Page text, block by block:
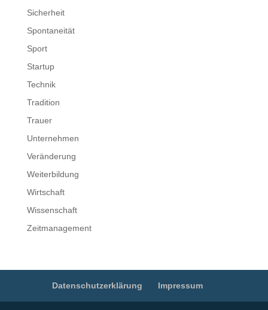
Sicherheit
Spontaneität
Sport
Startup
Technik
Tradition
Trauer
Unternehmen
Veränderung
Weiterbildung
Wirtschaft
Wissenschaft
Zeitmanagement
Datenschutzerklärung Impressum